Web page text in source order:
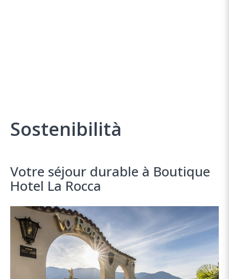
Sostenibilità
Votre séjour durable à Boutique
Hotel La Rocca